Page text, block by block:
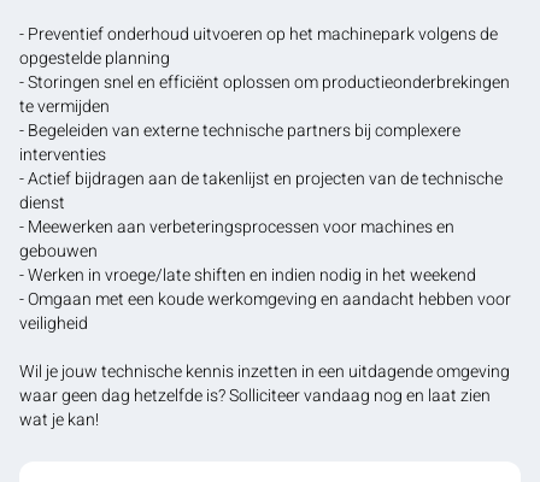
- Preventief onderhoud uitvoeren op het machinepark volgens de
opgestelde planning
- Storingen snel en efficiënt oplossen om productieonderbrekingen
te vermijden
- Begeleiden van externe technische partners bij complexere
interventies
- Actief bijdragen aan de takenlijst en projecten van de technische
dienst
- Meewerken aan verbeteringsprocessen voor machines en
gebouwen
- Werken in vroege/late shiften en indien nodig in het weekend
- Omgaan met een koude werkomgeving en aandacht hebben voor
veiligheid
Wil je jouw technische kennis inzetten in een uitdagende omgeving
waar geen dag hetzelfde is? Solliciteer vandaag nog en laat zien
wat je kan!